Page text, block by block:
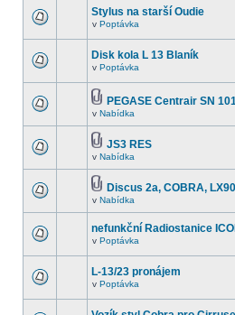
Stylus na starší Oudie
v Poptávka
Disk kola L 13 Blaník
v Poptávka
PEGASE Centrair SN
v Nabídka
JS3 RES
v Nabídka
Discus 2a, COBRA,
v Nabídka
nefunkční Radiostanice
v Poptávka
L-13/23 pronájem
v Poptávka